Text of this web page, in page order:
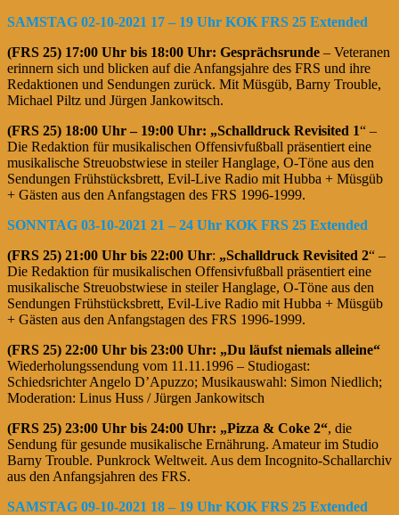
SAMSTAG 02-10-2021 17 – 19 Uhr KOK FRS 25 Extended
(FRS 25) 17:00 Uhr bis 18:00 Uhr: Gesprächsrunde – Veteranen
erinnern sich und blicken auf die Anfangsjahre des FRS und ihre
Redaktionen und Sendungen zurück. Mit Müsgüb, Barny Trouble,
Michael Piltz und Jürgen Jankowitsch.
(FRS 25) 18:00 Uhr – 19:00 Uhr: „Schalldruck Revisited 1“ –
Die Redaktion für musikalischen Offensivfußball präsentiert eine
musikalische Streuobstwiese in steiler Hanglage, O-Töne aus den
Sendungen Frühstücksbrett, Evil-Live Radio mit Hubba + Müsgüb
+ Gästen aus den Anfangstagen des FRS 1996-1999.
SONNTAG 03-10-2021 21 – 24 Uhr KOK FRS 25 Extended
(FRS 25) 21:00 Uhr bis 22:00 Uhr: „Schalldruck Revisited 2“ –
Die Redaktion für musikalischen Offensivfußball präsentiert eine
musikalische Streuobstwiese in steiler Hanglage, O-Töne aus den
Sendungen Frühstücksbrett, Evil-Live Radio mit Hubba + Müsgüb
+ Gästen aus den Anfangstagen des FRS 1996-1999.
(FRS 25) 22:00 Uhr bis 23:00 Uhr: „Du läufst niemals alleine“
Wiederholungssendung vom 11.11.1996 – Studiogast:
Schiedsrichter Angelo D’Apuzzo; Musikauswahl: Simon Niedlich;
Moderation: Linus Huss / Jürgen Jankowitsch
(FRS 25) 23:00 Uhr bis 24:00 Uhr: „Pizza & Coke 2“, die
Sendung für gesunde musikalische Ernährung. Amateur im Studio
Barny Trouble. Punkrock Weltweit. Aus dem Incognito-Schallarchiv
aus den Anfangsjahren des FRS.
SAMSTAG 09-10-2021 18 – 19 Uhr KOK FRS 25 Extended